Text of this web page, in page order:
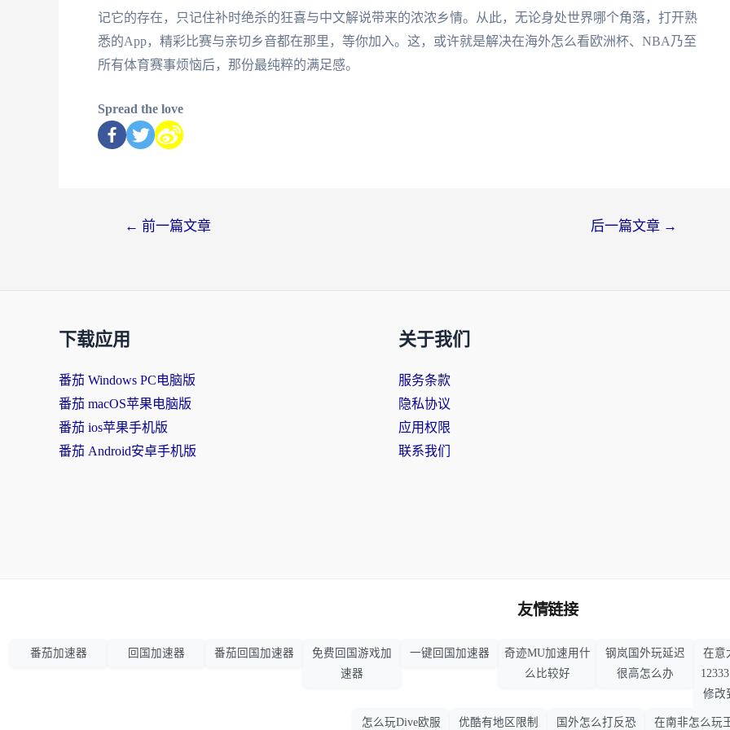
记它的存在，只记住补时绝杀的狂喜与中文解说带来的浓浓乡情。从此，无论身处世界哪个角落，打开熟
悉的App，精彩比赛与亲切乡音都在那里，等你加入。这，或许就是解决在海外怎么看欧洲杯、NBA乃至
所有体育赛事烦恼后，那份最纯粹的满足感。
Spread the love
← 前一篇文章 后一篇文章 →
下载应用
番茄 Windows PC电脑版
番茄 macOS苹果电脑版
番茄 ios苹果手机版
番茄 Android安卓手机版
关于我们
服务条款
隐私协议
应用权限
联系我们
友情链接
番茄加速器 回国加速器 番茄回国加速器
免费回国游戏加
速器
一键回国加速器
奇迹MU加速用什
么比较好
钢岚国外玩延迟
很高怎么办
在意
修改
怎么玩Dive欧服 优酷有地区限制 国外怎么打反恐 在南非怎么玩